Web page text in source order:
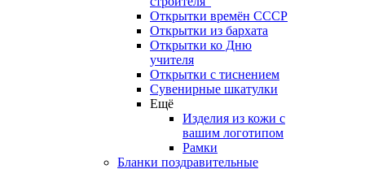
Открытки времён СССР
Открытки из бархата
Открытки ко Дню
учителя
Открытки с тиснением
Сувенирные шкатулки
Ещё
Изделия из кожи с
вашим логотипом
Рамки
Бланки поздравительные